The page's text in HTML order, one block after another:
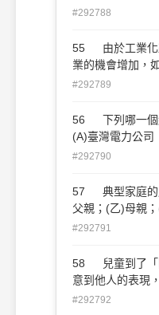
期的我們都只在
社會化理論中，
創作遊戲階段
#292788
55 由於工業化
業的機會增加，
的工作，這樣的
重組家庭
#292789
56 下列哪一個
(A)臺灣電力公
綠色和平組織
#292790
57 典型家庭的
父親；(乙)母親
父母；(戊)叔叔
#292791
58 兒童到了「
意到他人的表現
角度看自己，這
#292792